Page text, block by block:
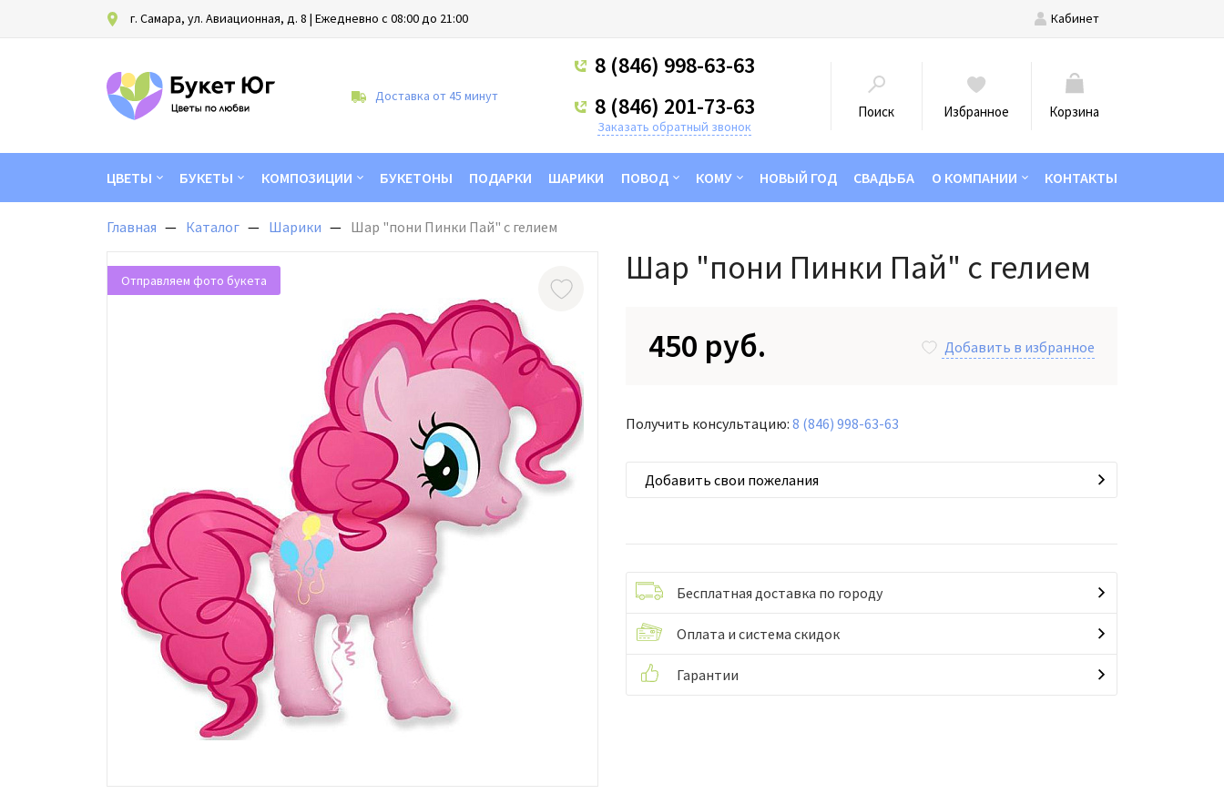
г. Самара, ул. Авиационная, д. 8 | Ежедневно с 08:00 до 21:00 Кабинет
Доставка от 45 минут
8 (846) 998-63-63
8 (846) 201-73-63
Заказать обратный звонок
Поиск Избранное Корзина
ЦВЕТЫ БУКЕТЫ КОМПОЗИЦИИ БУКЕТОНЫ ПОДАРКИ ШАРИКИ ПОВОД КОМУ НОВЫЙ ГОД СВАДЬБА О КОМПАНИИ КОНТАКТЫ
Главная Каталог Шарики Шар "пони Пинки Пай" с гелием
Отправляем фото букета
Шар "пони Пинки Пай" с гелием
450 руб.
Добавить в избранное
Получить консультацию: 8 (846) 998-63-63
Добавить свои пожелания
Бесплатная доставка по городу
Оплата и система скидок
Гарантии